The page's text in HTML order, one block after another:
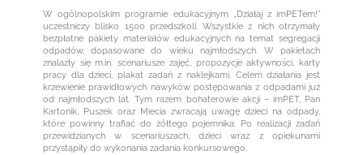
W ogólnopolskim programie edukacyjnym „Działaj z imPETem!”
uczestniczy blisko 1500 przedszkoli. Wszystkie z nich otrzymały
bezpłatne pakiety materiałów edukacyjnych na temat segregacji
odpadów, dopasowane do wieku najmłodszych. W pakietach
znalazły się m.in. scenariusze zajęć, propozycje aktywności, karty
pracy dla dzieci, plakat zadań z naklejkami. Celem działania jest
krzewienie prawidłowych nawyków postępowania z odpadami już
od najmłodszych lat. Tym razem bohaterowie akcji – imPET, Pan
Kartonik, Puszek oraz Miecia zwracają uwagę dzieci na odpady,
które powinny trafiać do żółtego pojemnika. Po realizacji zadań
przewidzianych w scenariuszach, dzieci wraz z opiekunami
przystąpiły do wykonania zadania konkursowego.